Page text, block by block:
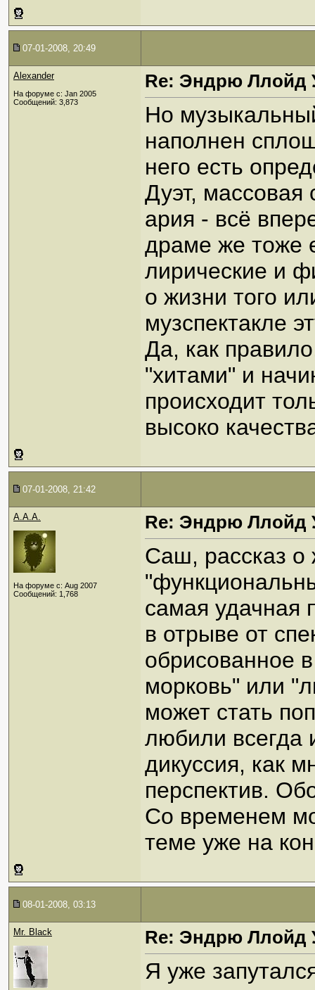
07-01-2008, 20:49
Alexander
На форуме с: Jan 2005
Сообщений: 3,873
Re: Эндрю Ллойд
Но
наполнен
него есть
Дуэт, массовая
ария - всё
драме же тоже
лирические и
о жизни того
музспектакле
Да, как
"хитами" и
происходит
высоко
07-01-2008, 21:42
A.A.A.
На форуме с: Aug 2007
Сообщений: 1,768
Re: Эндрю Ллойд
Саш, рассказ о
самая удачная
в отрыве от
обрисованное
морковь" или
может стать
любили всегда
дикуссия, как
перспектив.
Со временем
теме уже на
08-01-2008, 03:13
Mr. Black Re: Эндрю Ллойд
Я уже